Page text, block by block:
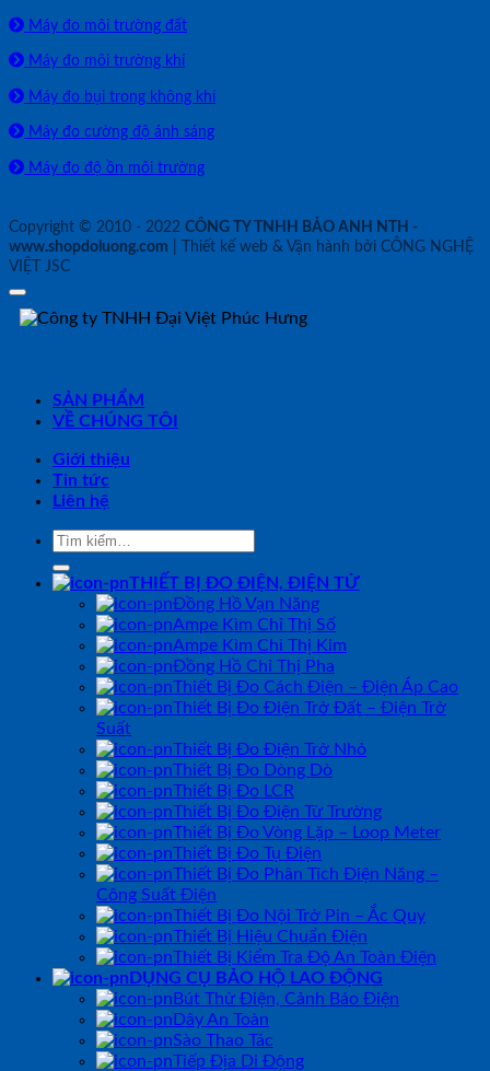
Máy đo môi trường đất
Máy đo môi trường khí
Máy đo bụi trong không khí
Máy đo cường độ ánh sáng
Máy đo độ ồn môi trường
Copyright © 2010 - 2022 CÔNG TY TNHH BẢO ANH NTH -
www.shopdoluong.com | Thiết kế web & Vận hành bởi CÔNG NGHỆ
VIỆT JSC
SẢN PHẨM
VỀ CHÚNG TÔI
Giới thiệu
Tin tức
Liên hệ
Tìm
THIẾT BỊ ĐO ĐIỆN, ĐIỆN TỬ
Đồng Hồ Vạn Năng
Ampe Kìm Chỉ Thị Số
Ampe Kìm Chỉ Thị Kim
Đồng Hồ Chỉ Thị Pha
Thiết Bị Đo Cách Điện – Điện Áp Cao
Thiết Bị Đo Điện Trở Đất – Điện Trở
Suất
Thiết Bị Đo Điện Trở Nhỏ
Thiết Bị Đo Dòng Dò
Thiết Bị Đo LCR
Thiết Bị Đo Điện Từ Trường
Thiết Bị Đo Vòng Lặp – Loop Meter
Thiết Bị Đo Tụ Điện
Thiết Bị Đo Phân Tích Điện Năng –
Công Suất Điện
Thiết Bị Đo Nội Trở Pin – Ắc Quy
Thiết Bị Hiệu Chuẩn Điện
Thiết Bị Kiểm Tra Độ An Toàn Điện
DỤNG CỤ BẢO HỘ LAO ĐỘNG
Bút Thử Điện, Cảnh Báo Điện
Dây An Toàn
Sào Thao Tác
Tiếp Địa Di Động